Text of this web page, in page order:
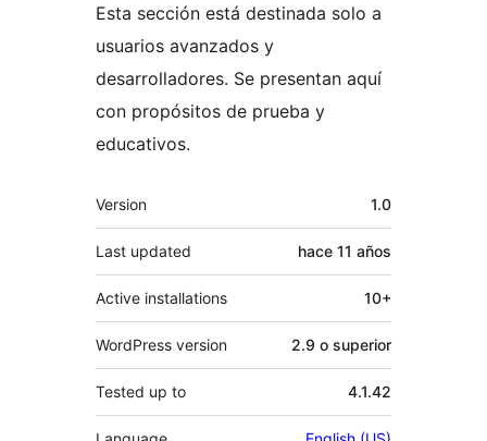
Esta sección está destinada solo a
usuarios avanzados y
desarrolladores. Se presentan aquí
con propósitos de prueba y
educativos.
Meta
Version 1.0
Last updated hace 11 años
Active installations 10+
WordPress version 2.9 o superior
Tested up to 4.1.42